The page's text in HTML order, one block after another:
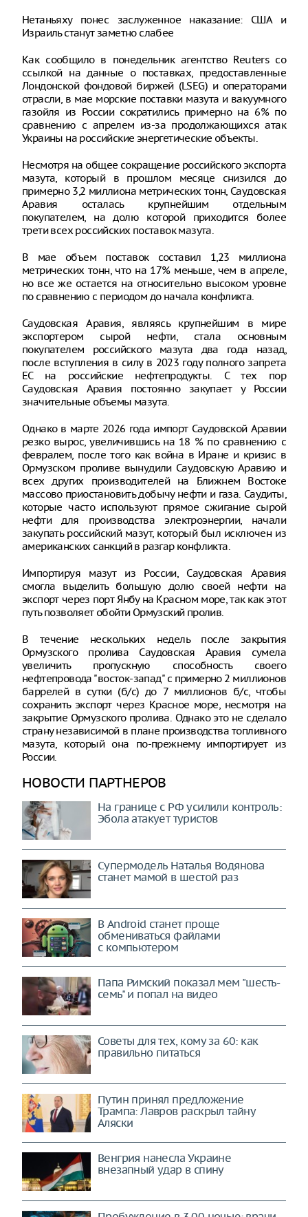
Нетаньяху понес заслуженное наказание: США и
Израиль станут заметно слабее
Как сообщило в понедельник агентство Reuters со
ссылкой на данные о поставках, предоставленные
Лондонской фондовой биржей (LSEG) и операторами
отрасли, в мае морские поставки мазута и вакуумного
газойля из России сократились примерно на 6% по
сравнению с апрелем из-за продолжающихся атак
Украины на российские энергетические объекты.
Несмотря на общее сокращение российского экспорта
мазута, который в прошлом месяце снизился до
примерно 3,2 миллиона метрических тонн, Саудовская
Аравия осталась крупнейшим отдельным
покупателем, на долю которой приходится более
трети всех российских поставок мазута.
В мае объем поставок составил 1,23 миллиона
метрических тонн, что на 17% меньше, чем в апреле,
но все же остается на относительно высоком уровне
по сравнению с периодом до начала конфликта.
Саудовская Аравия, являясь крупнейшим в мире
экспортером сырой нефти, стала основным
покупателем российского мазута два года назад,
после вступления в силу в 2023 году полного запрета
ЕС на российские нефтепродукты. С тех пор
Саудовская Аравия постоянно закупает у России
значительные объемы мазута.
Однако в марте 2026 года импорт Саудовской Аравии
резко вырос, увеличившись на 18 % по сравнению с
февралем, после того как война в Иране и кризис в
Ормузском проливе вынудили Саудовскую Аравию и
всех других производителей на Ближнем Востоке
массово приостановить добычу нефти и газа. Саудиты,
которые часто используют прямое сжигание сырой
нефти для производства электроэнергии, начали
закупать российский мазут, который был исключен из
американских санкций в разгар конфликта.
Импортируя мазут из России, Саудовская Аравия
смогла выделить большую долю своей нефти на
экспорт через порт Янбу на Красном море, так как этот
путь позволяет обойти Ормузский пролив.
В течение нескольких недель после закрытия
Ормузского пролива Саудовская Аравия сумела
увеличить пропускную способность своего
нефтепровода "восток-запад" с примерно 2 миллионов
баррелей в сутки (б/с) до 7 миллионов б/с, чтобы
сохранить экспорт через Красное море, несмотря на
закрытие Ормузского пролива. Однако это не сделало
страну независимой в плане производства топливного
мазута, который она по-прежнему импортирует из
России.
НОВОСТИ ПАРТНЕРОВ
На границе с РФ усилили контроль:
Эбола атакует туристов
Супермодель Наталья Водянова
станет мамой в шестой раз
В Android станет проще
обмениваться файлами
с компьютером
Папа Римский показал мем "шесть-
семь" и попал на видео
Советы для тех, кому за 60: как
правильно питаться
Путин принял предложение
Трампа: Лавров раскрыл тайну
Аляски
Венгрия нанесла Украине
внезапный удар в спину